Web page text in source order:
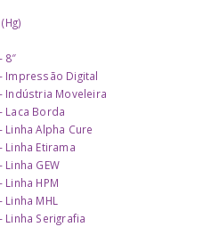
8″
Impressão Digital
Indústria Moveleira
Laca Borda
Linha Alpha Cure
Linha Etirama
GEW
Linha HPM
MHL
Linha Serigrafia